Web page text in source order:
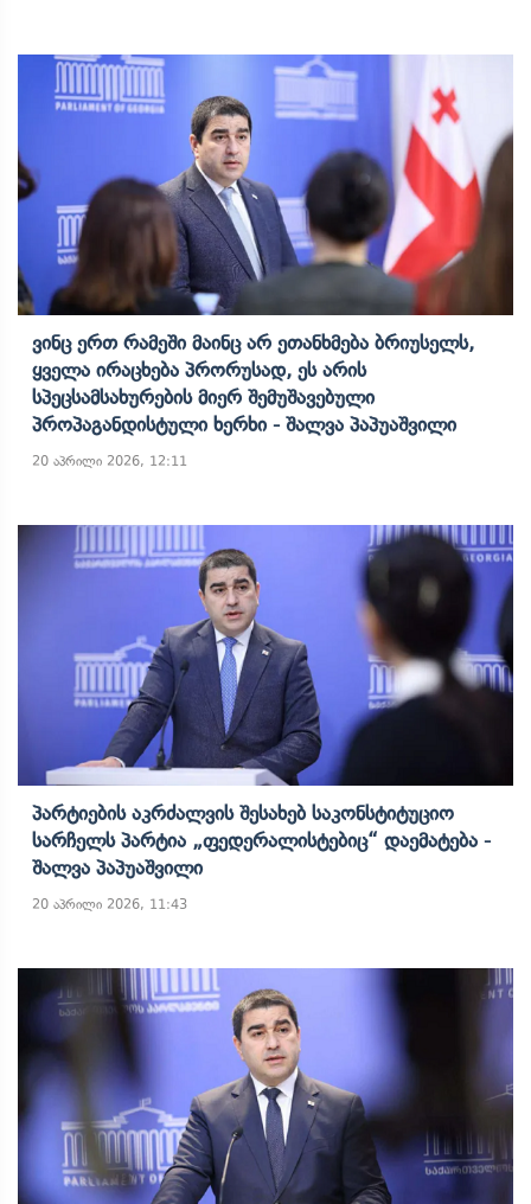
Ვინც Ერთ Რამეში Მაინც Არ Ეთანხმება Ბრიუსელს,
Ყველა Ირაცხება Პრორუსად, Ეს Არის
Სპეცსამსახურების Მიერ Შემუშავებული
Პროპაგანდისტული Ხერხი - Შალვა Პაპუაშვილი
20 აპრილი 2026, 12:11
Პარტიების Აკრძალვის Შესახებ Საკონსტიტუციო
Სარჩელს Პარტია „ფედერალისტებიც“ Დაემატება -
Შალვა Პაპუაშვილი
20 აპრილი 2026, 11:43